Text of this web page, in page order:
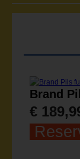
Brand
€